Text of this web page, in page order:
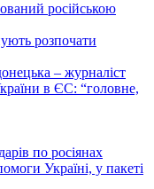
російською
розпочати
– журналіст
в ЄС: “головне,
по росіянах
Україні, у пакеті